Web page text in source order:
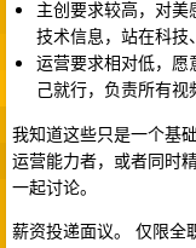
主创要求较高，对
技术信息，站在科技
运营要求相对低，愿
己就行，负责所有视
我知道这些只是一个基
运营能力者，或者同时
一起讨论。
薪资投递面议。 仅限全